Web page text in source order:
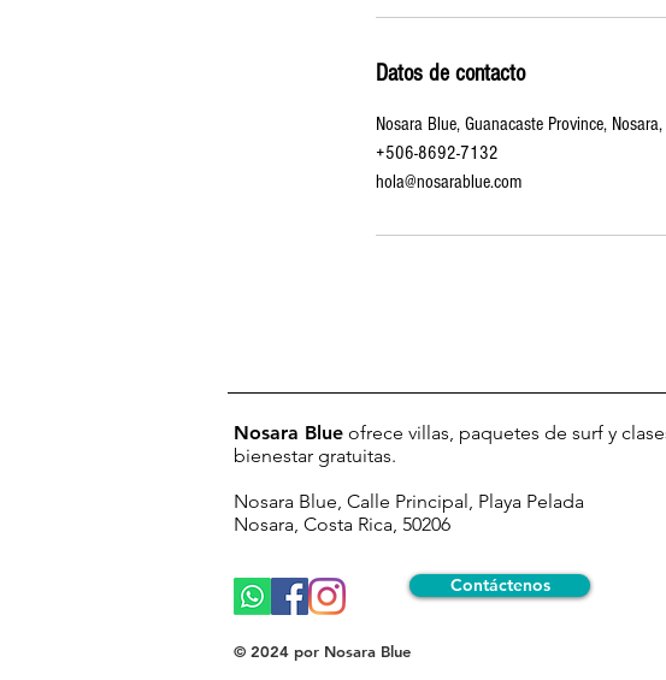
Datos de contacto
Nosara Blue, Guanacaste Province,
+506-8692-7132
hola@nosarablue.com
Nosara Blue ofrece villas, paquetes de surf y
bienestar gratuitas.
Nosara Blue, Calle Principal, Playa Pelada
Nosara, Costa Rica, 50206
Contáctenos
© 2024 por Nosara Blue